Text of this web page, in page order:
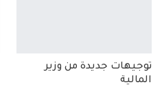
توجيهات جديدة من وزير
المالية